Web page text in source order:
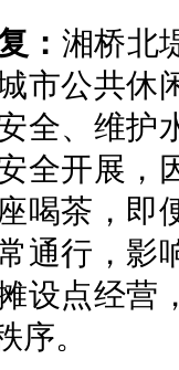
： 湘桥北
市公共休
全、维护
全开展，
喝茶，即
通行，影
设点经营
序。